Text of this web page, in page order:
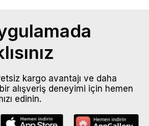
kargo avantajı ve daha
alışveriş deneyimi için hemen
edinin.